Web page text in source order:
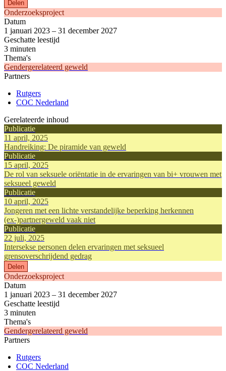
Delen
Onderzoeksproject
Datum
1 januari 2023 – 31 december 2027
Geschatte leestijd
3 minuten
Thema's
Gendergerelateerd geweld
Partners
Rutgers
COC Nederland
Gerelateerde inhoud
Publicatie
11 april, 2025
Handreiking: De piramide van geweld
Publicatie
15 april, 2025
De rol van seksuele oriëntatie in de ervaringen van bi+ vrouwen met
seksueel geweld
Publicatie
10 april, 2025
Jongeren met een lichte verstandelijke beperking herkennen
(ex-)partnergeweld vaak niet
Publicatie
22 juli, 2025
Intersekse personen delen ervaringen met seksueel
grensoverschrijdend gedrag
Delen
Onderzoeksproject
Datum
1 januari 2023 – 31 december 2027
Geschatte leestijd
3 minuten
Thema's
Gendergerelateerd geweld
Partners
Rutgers
COC Nederland